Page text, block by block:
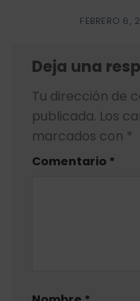
FEBRERO 6,
Deja una
Tu dirección de
publicada. Los
marcados con *
Comentario *